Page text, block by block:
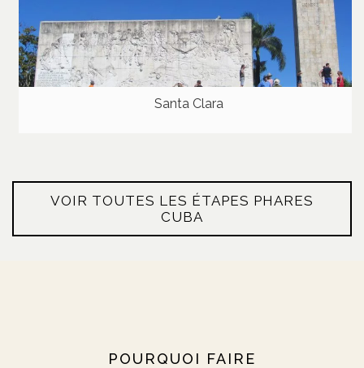
Santa Clara
VOIR TOUTES LES ÉTAPES PHARES
CUBA
POURQUOI FAIRE